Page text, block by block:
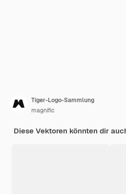
Tiger-Logo-Sammlung
magnific
Diese Vektoren könnten dir